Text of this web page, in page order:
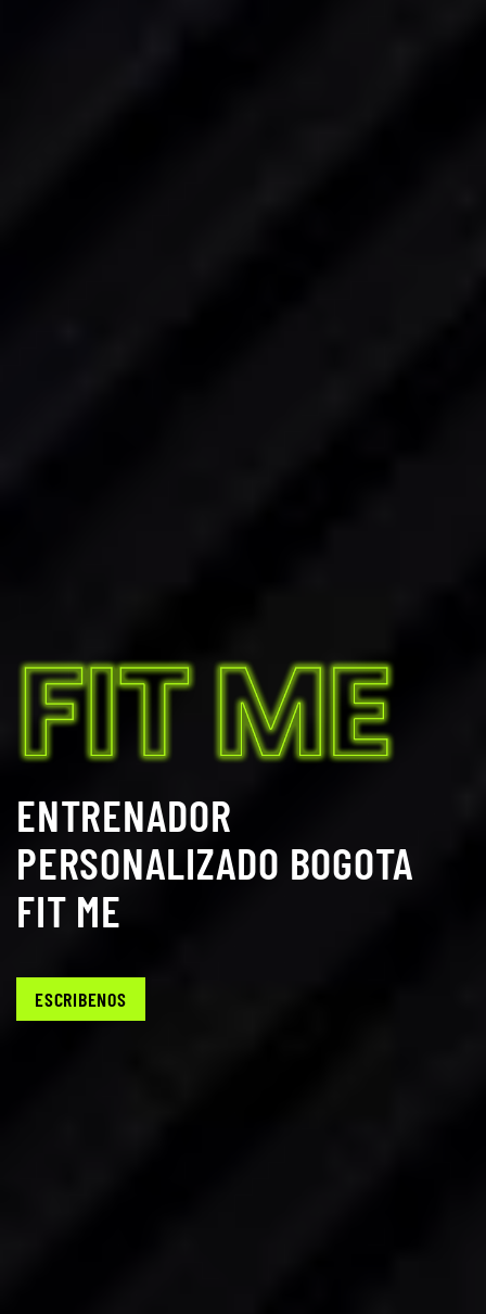
ENTRENADOR
PERSONALIZADO BOGOTA
FIT ME
ESCRIBENOS